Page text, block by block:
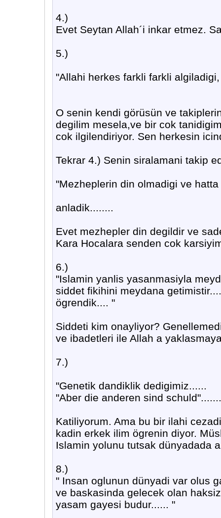
4.)
Evet Seytan Allah´i inkar etmez.
5.)
"Allahi herkes farkli farkli
O senin kendi görüsün ve
degilim mesela,ve bir cok
cok ilgilendiriyor. Sen herkesin
Tekrar 4.) Senin siralamani takip
"Mezheplerin din olmadigi ve
anladik........
Evet mezhepler din degildir ve
Kara Hocalara senden cok
6.)
"Islamin yanlis yasanmasiyla
siddet fikihini meydana
ögrendik.... "
Siddeti kim onayliyor?
ve ibadetleri ile Allah a
7.)
"Genetik dandiklik dedigimiz......
"Aber die anderen sind
Katiliyorum. Ama bu bir ilahi
kadin erkek ilim ögrenin diyor.
Islamin yolunu tutsak dünyadada
8.)
" Insan oglunun dünyadi var olus
ve baskasinda gelecek olan
yasam gayesi budur...... "